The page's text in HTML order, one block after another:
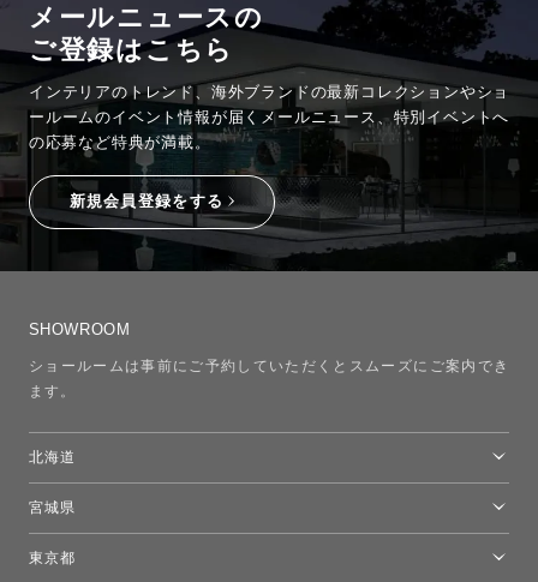
メールニュースの
ご登録はこちら
インテリアのトレンド、海外ブランドの最新コレクションやショ
ールームのイベント情報が 届くメールニュース、特別イベントへ
の応募など特典が満載。
新規会員登録をする
SHOWROOM
ショールームは事前にご予約していただくとスムーズにご案内でき
ます。
北海道
宮城県
東京都